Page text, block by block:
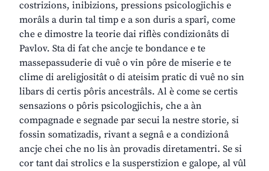
costrizions, inibizions, pressions psicologjichis e
morâls a durin tal timp e a son duris a sparî, come
che e dimostre la teorie dai riflès condizionâts di
Pavlov. Sta di fat che ancje te bondance e te
massepassuderie di vuê o vin pôre de miserie e te
clime di areligjositât o di ateisim pratic di vuê no sin
libars di certis pôris ancestrâls. Al è come se certis
sensazions o pôris psicologjichis, che a àn
compagnade e segnade par secui la nestre storie, si
fossin somatizadis, rivant a segnâ e a condizionâ
ancje chei che no lis àn provadis diretamentri. Se si
cor tant dai strolics e la susperstizion e galope, al vûl